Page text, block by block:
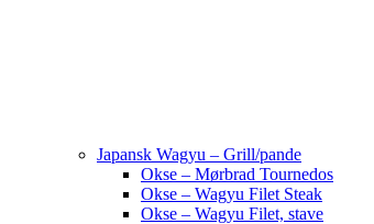
Japansk Wagyu – Grill/pande
Okse – Mørbrad Tournedos
Okse – Wagyu Filet Steak
Okse – Wagyu Filet, stave